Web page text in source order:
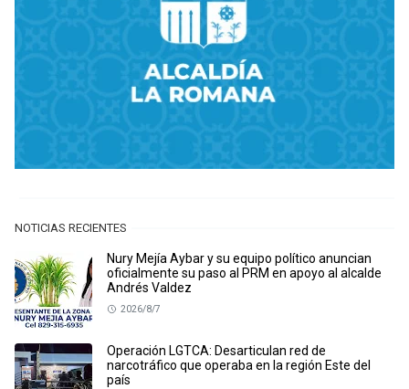
NOTICIAS RECIENTES
Nury Mejía Aybar y su equipo político anuncian
oficialmente su paso al PRM en apoyo al alcalde
Andrés Valdez
2026/8/7
Operación LGTCA: Desarticulan red de
narcotráfico que operaba en la región Este del
país